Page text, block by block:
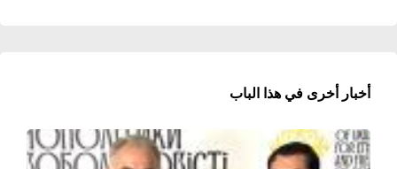
أخبار أخرى في هذا الباب